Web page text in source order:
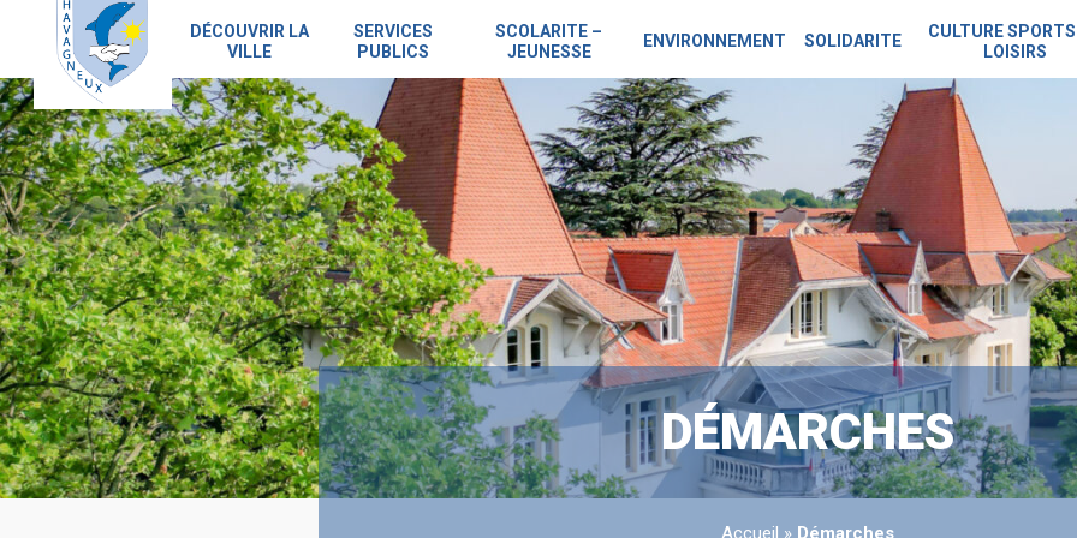
content
DÉCOUVRIR LA
VILLE
SERVICES
PUBLICS
SCOLARITE –
JEUNESSE
ENVIRONNEMENT SOLIDARITE
CULTURE
LOISIRS
DÉMARCHES
Accueil » Démarches